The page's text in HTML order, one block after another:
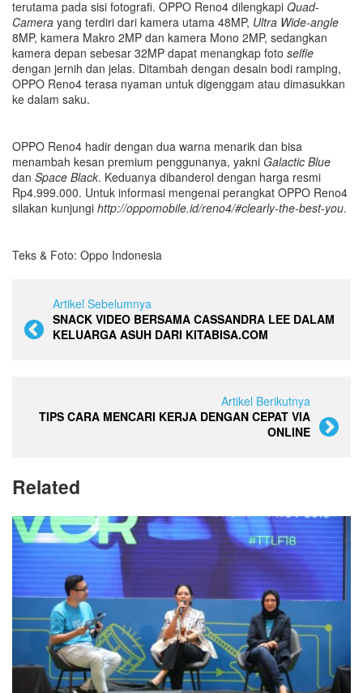
terutama pada sisi fotografi. OPPO Reno4 dilengkapi Quad-
Camera yang terdiri dari kamera utama 48MP, Ultra Wide-angle
8MP, kamera Makro 2MP dan kamera Mono 2MP, sedangkan
kamera depan sebesar 32MP dapat menangkap foto selfie
dengan jernih dan jelas. Ditambah dengan desain bodi ramping,
OPPO Reno4 terasa nyaman untuk digenggam atau dimasukkan
ke dalam saku.
OPPO Reno4 hadir dengan dua warna menarik dan bisa
menambah kesan premium penggunanya, yakni Galactic Blue
dan Space Black. Keduanya dibanderol dengan harga resmi
Rp4.999.000. Untuk informasi mengenai perangkat OPPO Reno4
silakan kunjungi http://oppomobile.id/reno4/#clearly-the-best-you.
Teks & Foto: Oppo Indonesia
Artikel Sebelumnya
SNACK VIDEO BERSAMA CASSANDRA LEE DALAM
KELUARGA ASUH DARI KITABISA.COM
Artikel Berikutnya
TIPS CARA MENCARI KERJA DENGAN CEPAT VIA
ONLINE
Related